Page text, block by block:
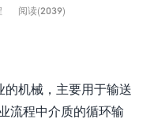
阅读(2039)
机械，主要用于输送
流程中介质的循环输